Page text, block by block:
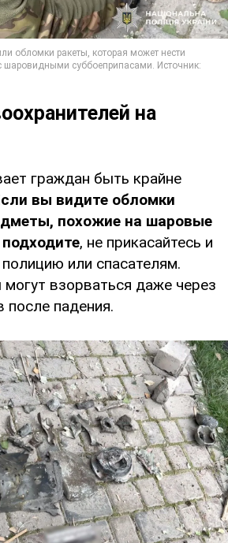
на
граждан быть крайне
вы видите обломки
похожие на шаровые
, не прикасайтесь и
или спасателям.
взорваться даже через
после падения.